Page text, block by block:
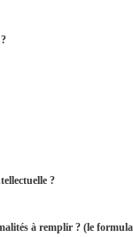
?
à remplir ? (le